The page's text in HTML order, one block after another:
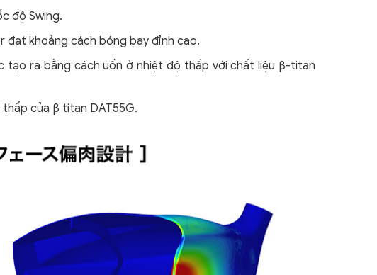
độ Swing.
đạt khoảng cách bóng bay đỉnh cao.
tạo ra bằng cách uốn ở nhiệt độ thấp với chất liệu β-titan
của β titan DAT55G.